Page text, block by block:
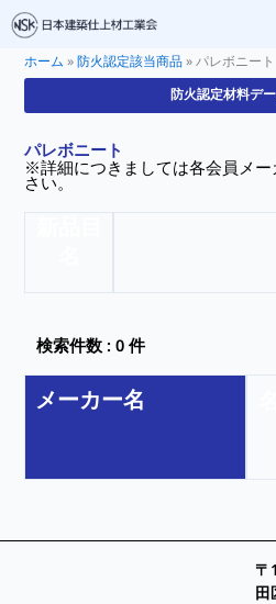
ホーム »防火認定該当商品»パレボニート
防火認定材料デ
パレボニート
※詳細につきましては各会員メ
さい。
検索件数 : 0 件
メーカー名
〒
田